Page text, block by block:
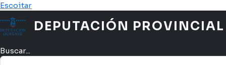
Ir o contido principal
Escoitar
DEPUTACIÓN PROVINCIAL
Buscar...